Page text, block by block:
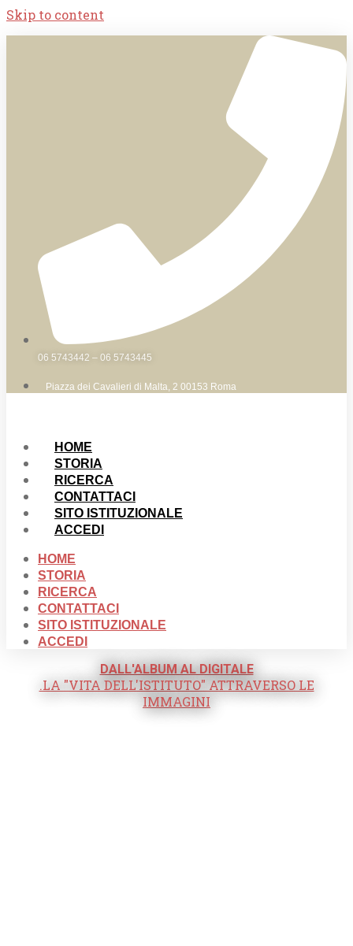
Skip to content
06 5743442 – 06 5743445
Piazza dei Cavalieri di Malta, 2 00153 Roma
HOME
STORIA
RICERCA
CONTATTACI
SITO ISTITUZIONALE
ACCEDI
HOME
STORIA
RICERCA
CONTATTACI
SITO ISTITUZIONALE
ACCEDI
DALL'ALBUM AL DIGITALE
.LA "VITA DELL'ISTITUTO" ATTRAVERSO LE
IMMAGINI